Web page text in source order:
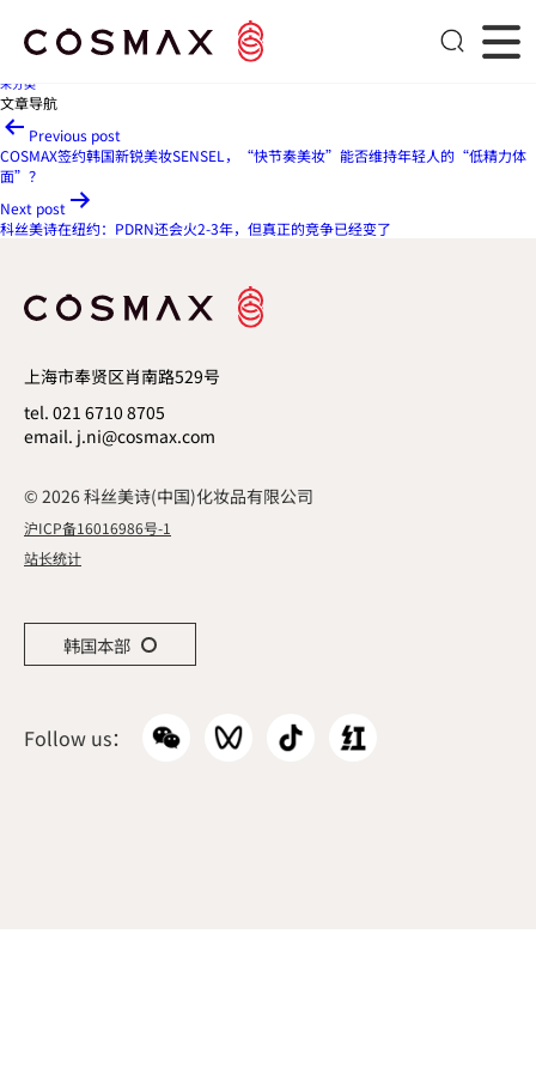
Published 2026年5月21日By
seadmin
未分类
文章导航
Previous post
COSMAX签约韩国新锐美妆SENSEL，“快节奏美妆”能否维持年轻人的“低精力体
面”？
Next post
科丝美诗在纽约：PDRN还会火2-3年，但真正的竞争已经变了
上海市奉贤区肖南路529号
tel. 021 6710 8705
email. j.ni@cosmax.com
© 2026 科丝美诗(中国)化妆品有限公司
沪ICP备16016986号-1
站长统计
Follow us：